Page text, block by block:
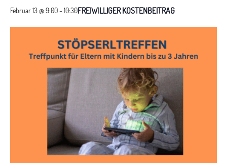
Februar 13 @ 9:00- 10:30FREIWILLIGER KOSTENBEITRAG